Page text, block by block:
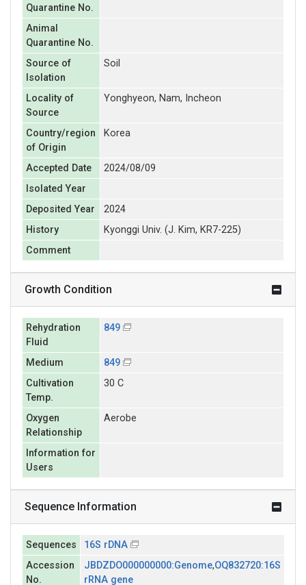
Quarantine No.
Animal
Quarantine No.
Source of
Isolation
Soil
Locality of
Source
Yonghyeon, Nam, Incheon
Country/region
of Origin
Korea
Accepted Date
2024/08/09
Isolated Year
Deposited Year
2024
History
Kyonggi Univ. (J. Kim, KR7-225)
Comment
Growth Condition
Rehydration
Fluid
849
Medium
849
Cultivation
Temp.
30 C
Oxygen
Relationship
Aerobe
Information for
Users
Sequence Information
Sequences
16S rDNA
Accession
No.
JBDZDO000000000:Genome,OQ832720:16S
rRNA gene